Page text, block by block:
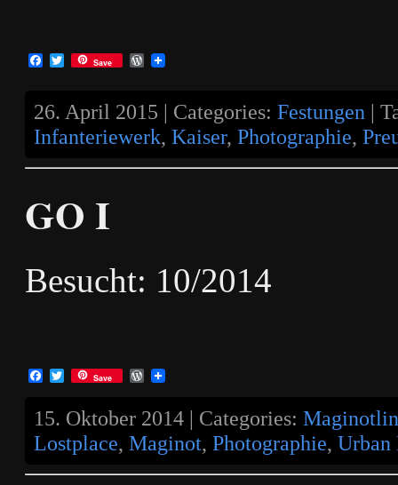
Facebook
TwitterSave WordPress
26. April 2015 | Categories: Festungen |
Infanteriewerk, Kaiser, Photographie,
GO I
Besucht: 10/2014
Facebook
TwitterSave WordPress
15. Oktober 2014 | Categories:
Lostplace, Maginot, Photographie, Urban